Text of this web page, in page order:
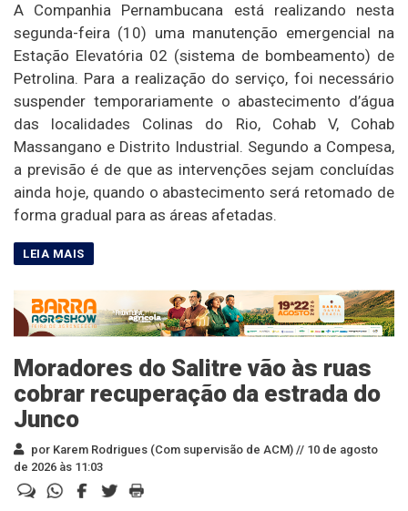
A Companhia Pernambucana está realizando nesta
segunda-feira (10) uma manutenção emergencial na
Estação Elevatória 02 (sistema de bombeamento) de
Petrolina. Para a realização do serviço, foi necessário
suspender temporariamente o abastecimento d’água
das localidades Colinas do Rio, Cohab V, Cohab
Massangano e Distrito Industrial. Segundo a Compesa,
a previsão é de que as intervenções sejam concluídas
ainda hoje, quando o abastecimento será retomado de
forma gradual para as áreas afetadas.
Moradores do Salitre vão às ruas
cobrar recuperação da estrada do
Junco
por Karem Rodrigues (Com supervisão de ACM) // 10 de agosto
de 2026 às 11:03